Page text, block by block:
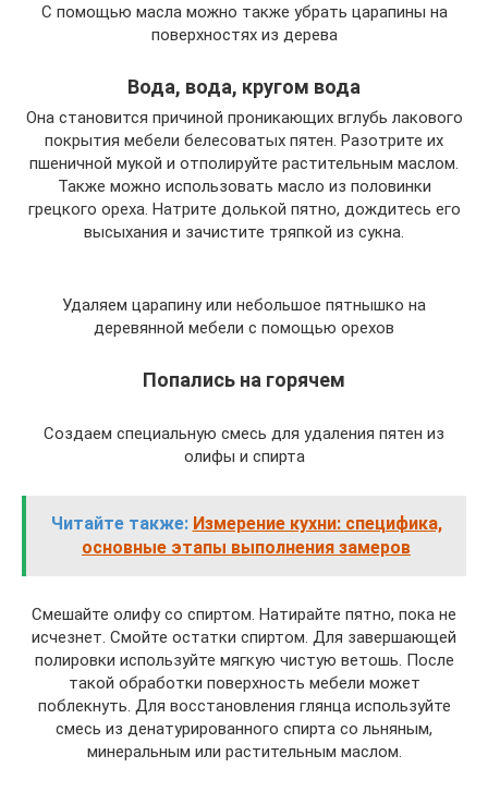
С помощью масла можно также убрать царапины на
поверхностях из дерева
Вода, вода, кругом вода
Она становится причиной проникающих вглубь лакового
покрытия мебели белесоватых пятен. Разотрите их
пшеничной мукой и отполируйте растительным маслом.
Также можно использовать масло из половинки
грецкого ореха. Натрите долькой пятно, дождитесь его
высыхания и зачистите тряпкой из сукна.
Удаляем царапину или небольшое пятнышко на
деревянной мебели с помощью орехов
Попались на горячем
Создаем специальную смесь для удаления пятен из
олифы и спирта
Читайте также: Измерение кухни: специфика,
основные этапы выполнения замеров
Смешайте олифу со спиртом. Натирайте пятно, пока не
исчезнет. Смойте остатки спиртом. Для завершающей
полировки используйте мягкую чистую ветошь. После
такой обработки поверхность мебели может
поблекнуть. Для восстановления глянца используйте
смесь из денатурированного спирта со льняным,
минеральным или растительным маслом.